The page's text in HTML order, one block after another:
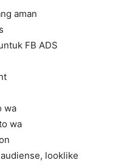
aman
FB ADS
wa
wa
looklike